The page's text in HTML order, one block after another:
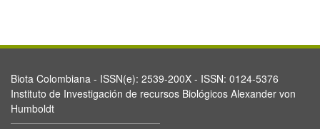
Biota Colombiana - ISSN(e): 2539-200X - ISSN: 0124-5376
Instituto de Investigación de recursos Biológicos Alexander von
Humboldt